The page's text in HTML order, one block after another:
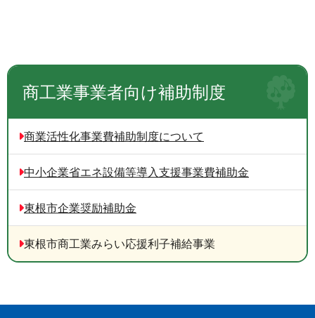
商工業事業者向け補助制度
商業活性化事業費補助制度について
中小企業省エネ設備等導入支援事業費補助金
東根市企業奨励補助金
東根市商工業みらい応援利子補給事業